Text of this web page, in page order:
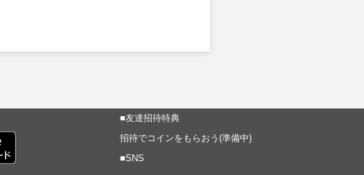
■友達招待特典
招待でコインをもらおう(準備中)
■SNS